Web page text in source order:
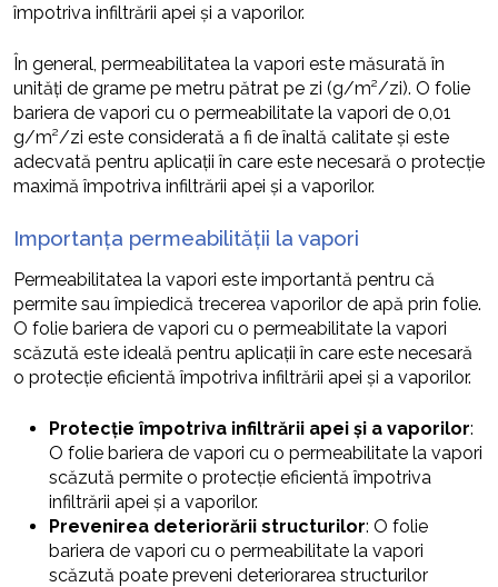
împotriva infiltrării apei și a vaporilor.
În general, permeabilitatea la vapori este măsurată în
unități de grame pe metru pătrat pe zi (g/m²/zi). O folie
bariera de vapori cu o permeabilitate la vapori de 0,01
g/m²/zi este considerată a fi de înaltă calitate și este
adecvată pentru aplicații în care este necesară o protecție
maximă împotriva infiltrării apei și a vaporilor.
Importanța permeabilității la vapori
Permeabilitatea la vapori este importantă pentru că
permite sau împiedică trecerea vaporilor de apă prin folie.
O folie bariera de vapori cu o permeabilitate la vapori
scăzută este ideală pentru aplicații în care este necesară
o protecție eficientă împotriva infiltrării apei și a vaporilor.
Protecție împotriva infiltrării apei și a vaporilor:
O folie bariera de vapori cu o permeabilitate la vapori
scăzută permite o protecție eficientă împotriva
infiltrării apei și a vaporilor.
Prevenirea deteriorării structurilor: O folie
bariera de vapori cu o permeabilitate la vapori
scăzută poate preveni deteriorarea structurilor